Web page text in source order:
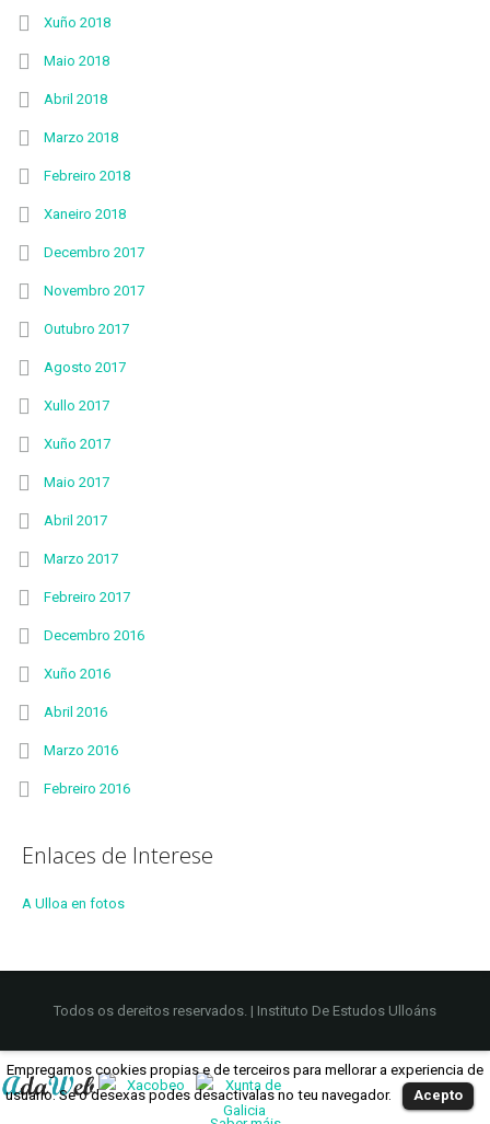
Xuño 2018
Maio 2018
Abril 2018
Marzo 2018
Febreiro 2018
Xaneiro 2018
Decembro 2017
Novembro 2017
Outubro 2017
Agosto 2017
Xullo 2017
Xuño 2017
Maio 2017
Abril 2017
Marzo 2017
Febreiro 2017
Decembro 2016
Xuño 2016
Abril 2016
Marzo 2016
Febreiro 2016
Enlaces de Interese
A Ulloa en fotos
Todos os dereitos reservados. | Instituto De Estudos Ulloáns
Empregamos cookies propias e de terceiros para mellorar a experiencia de
usuario. Se o desexas podes desactivalas no teu navegador.
Acepto